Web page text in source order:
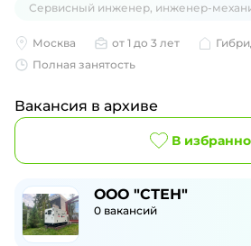
Сервисный инженер, инженер-
Москва от 1 до 3 лет
Полная занятость
Вакансия в архиве
В
ООО "СТЕН"
0 вакансий